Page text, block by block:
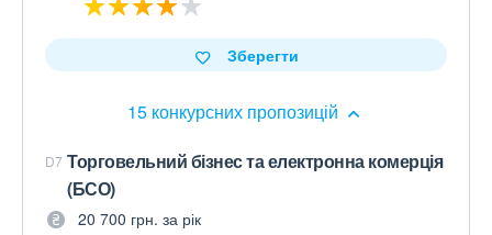
15 конкурсних пропозицій
Зберегти
D7 Торговельний бізнес та електронна комерція
(БСО)
20 700 грн. за рік